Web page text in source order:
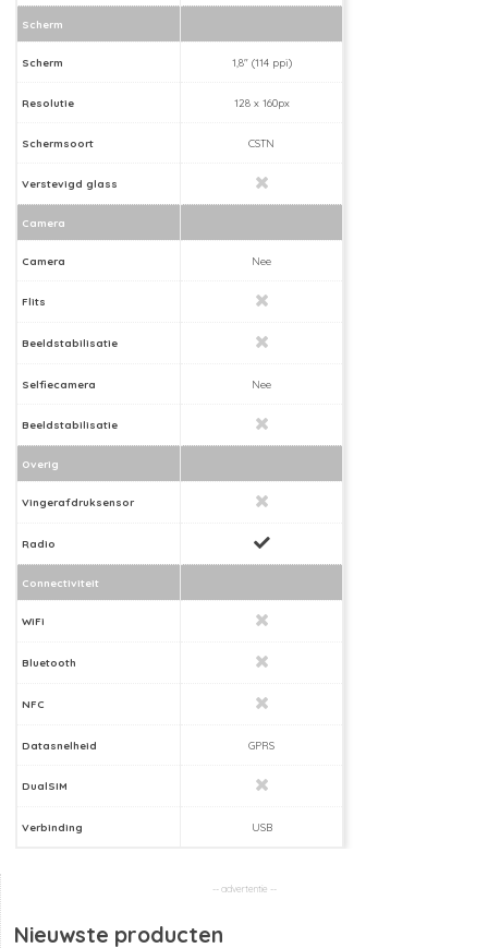
Scherm
Scherm 1,8" (114 ppi)
Resolutie 128 x 160px
Schermsoort CSTN
Verstevigd glass
Camera
Camera Nee
Flits
Beeldstabilisatie
Selfiecamera Nee
Beeldstabilisatie
Overig
Vingerafdruksensor
Radio
Connectiviteit
WiFi
Bluetooth
NFC
Datasnelheid GPRS
DualSIM
Verbinding USB
Nieuwste producten